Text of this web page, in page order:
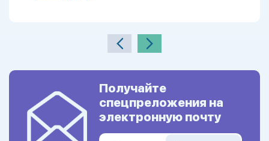
Получайте
спецпреложения на
электронную почту